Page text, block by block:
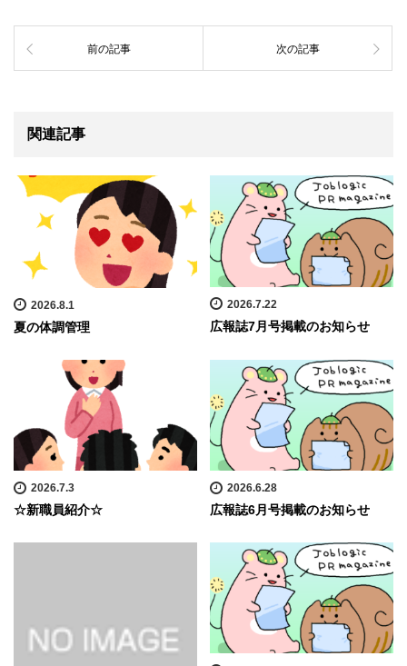
前の記事 次の記事
関連記事
2026.8.1
夏の体調管理
2026.7.22
広報誌7月号掲載のお知らせ
2026.7.3
☆新職員紹介☆
2026.6.28
広報誌6月号掲載のお知らせ